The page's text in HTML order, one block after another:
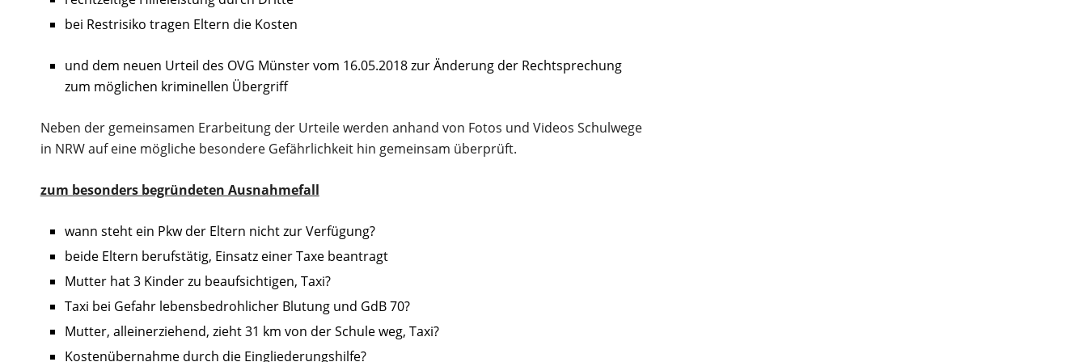
bei Restrisiko tragen Eltern die Kosten
und dem neuen Urteil des OVG Münster vom 16.05.2018 zur Änderung der Rechtsprechung
zum möglichen kriminellen Übergriff
Neben der gemeinsamen Erarbeitung der Urteile werden anhand von Fotos und Videos Schulwege
in NRW auf eine mögliche besondere Gefährlichkeit hin gemeinsam überprüft.
zum besonders begründeten Ausnahmefall
wann steht ein Pkw der Eltern nicht zur Verfügung?
beide Eltern berufstätig, Einsatz einer Taxe beantragt
Mutter hat 3 Kinder zu beaufsichtigen, Taxi?
Taxi bei Gefahr lebensbedrohlicher Blutung und GdB 70?
Mutter, alleinerziehend, zieht 31 km von der Schule weg, Taxi?
Kostenübernahme durch die Eingliederungshilfe?